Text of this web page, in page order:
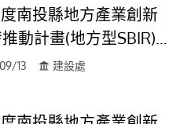
度南投縣地方產業創新
動計畫(地方型SBIR)
09/13 建設處